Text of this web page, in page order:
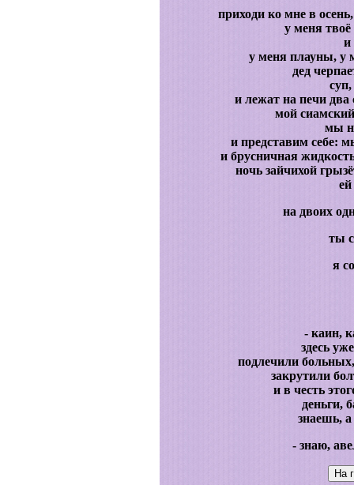
приходи ко мне в
у меня
и
у меня плауны, у
дед
и лежат на печи
мой
мы
и представим себе:
и брусничная
ночь зайчихой
на двоих
ты
я
- каин,
здесь
подлечили
закрутили
и в честь
деньги,
знаешь,
- знаю,